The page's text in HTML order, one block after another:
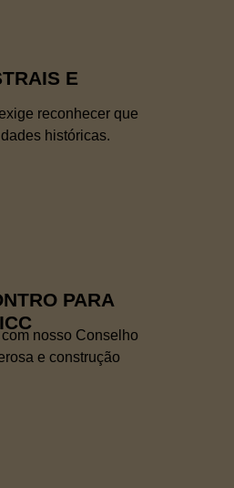
E
reconhecer que
históricas.
PARA
nosso Conselho
e construção